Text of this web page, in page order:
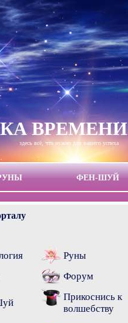
ВРЕМЕНИ
здесь всё, что нужно для вашего успеха
ФЕН-ШУЙ
Руны
Форум
Прикоснись к
волшебству